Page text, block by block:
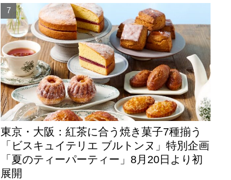
東京・大阪：紅茶に合う焼き菓子7種揃う
「ビスキュイテリエ ブルトンヌ」特別企画
「夏のティーパーティー」8月20日より初
展開